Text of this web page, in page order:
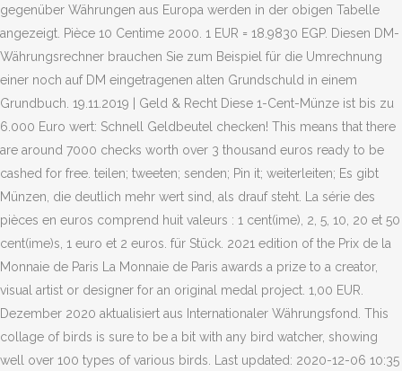
gegenüber Währungen aus Europa werden in der obigen Tabelle
angezeigt. Pièce 10 Centime 2000. 1 EUR = 18.9830 EGP. Diesen DM-
Währungsrechner brauchen Sie zum Beispiel für die Umrechnung
einer noch auf DM eingetragenen alten Grundschuld in einem
Grundbuch. 19.11.2019 | Geld & Recht Diese 1-Cent-Münze ist bis zu
6.000 Euro wert: Schnell Geldbeutel checken! This means that there
are around 7000 checks worth over 3 thousand euros ready to be
cashed for free. teilen; tweeten; senden; Pin it; weiterleiten; Es gibt
Münzen, die deutlich mehr wert sind, als drauf steht. La série des
pièces en euros comprend huit valeurs : 1 cent(ime), 2, 5, 10, 20 et 50
cent(ime)s, 1 euro et 2 euros. für Stück. 2021 edition of the Prix de la
Monnaie de Paris La Monnaie de Paris awards a prize to a creator,
visual artist or designer for an original medal project. 1,00 EUR.
Dezember 2020 aktualisiert aus Internationaler Währungsfond. This
collage of birds is sure to be a bit with any bird watcher, showing
well over 100 types of various birds. Last updated: 2020-12-06 10:35